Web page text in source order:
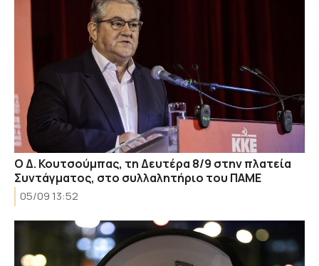
O Δ. Κουτσούμπας, τη Δευτέρα 8/9 στην πλατεία
Συντάγματος, στο συλλαλητήριο του ΠΑΜΕ
05/09 13:52